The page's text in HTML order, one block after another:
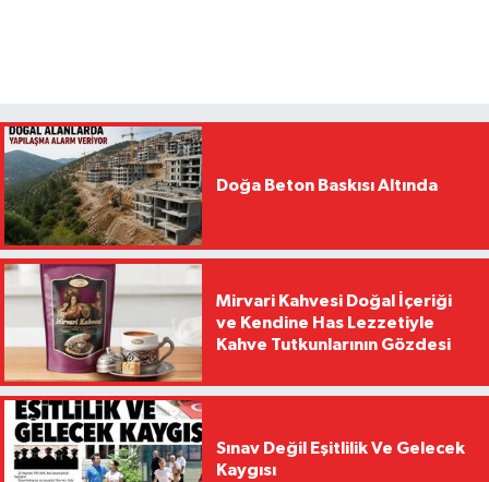
Doğa Beton Baskısı Altında
Mirvari Kahvesi Doğal İçeriği
ve Kendine Has Lezzetiyle
Kahve Tutkunlarının Gözdesi
Sınav Değil Eşitlilik Ve Gelecek
Kaygısı